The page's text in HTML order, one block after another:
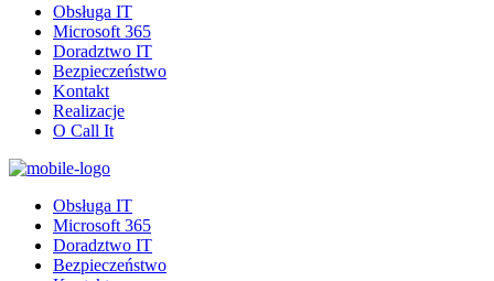
Obsługa IT
Microsoft 365
Doradztwo IT
Bezpieczeństwo
Kontakt
Realizacje
O Call It
Obsługa IT
Microsoft 365
Doradztwo IT
Bezpieczeństwo